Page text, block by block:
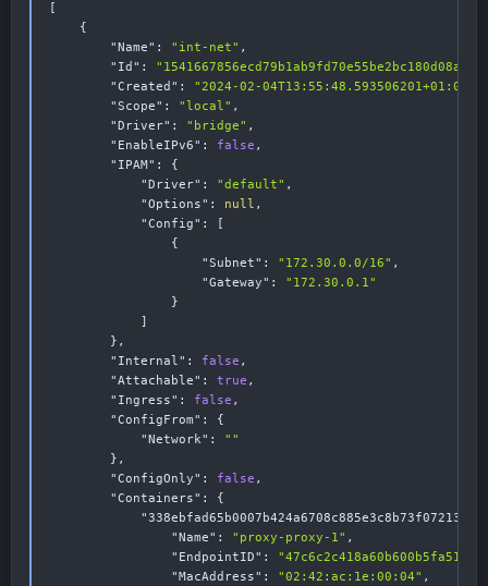
[
{
"Name" : "int-net" ,
"Id" :
"Created" : "2024-02-04T13:55:48.593506201+01:00"
"Scope" : "local" ,
"Driver" : "bridge" ,
"EnableIPv6" : false ,
"IPAM" :
{
"Driver" : "default" ,
"Options" : null ,
"Config" :
[
{
"Subnet" : "172.30.0.0/16" ,
"Gateway" :
"172.30.0.1"
}
]
} ,
"Internal" : false ,
"Attachable" : true ,
"Ingress" : false ,
"ConfigFrom" :
{
"Network" :
""
} ,
"ConfigOnly" : false ,
"Containers" :
{
"Name" : "proxy-proxy-1" ,
"EndpointID" :
"MacAddress" : "02:42:ac:1e:00:04" ,